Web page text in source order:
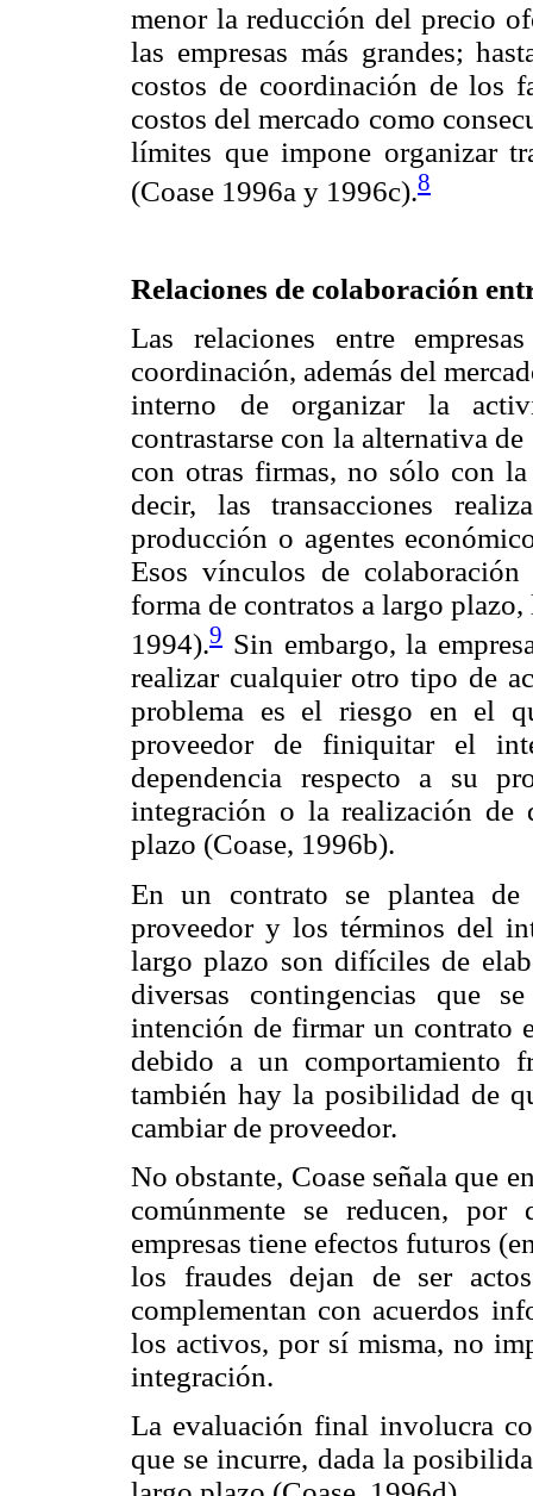
menor la reducción del precio
las empresas más grandes;
costos de coordinación de los
costos del mercado como
límites que impone organizar
(Coase 1996a y 1996c).8
Relaciones de colaboración
Las relaciones entre
coordinación, además del
interno de organizar la
contrastarse con la alternativa
con otras firmas, no sólo con la
decir, las transacciones
producción o agentes
Esos vínculos de colaboración
forma de contratos a largo
1994).9 Sin embargo, la
realizar cualquier otro tipo de
problema es el riesgo en el
proveedor de finiquitar el
dependencia respecto a su
integración o la realización de
plazo (Coase, 1996b).
En un contrato se plantea
proveedor y los términos del
largo plazo son difíciles de
diversas contingencias que
intención de firmar un contrato
debido a un comportamiento
también hay la posibilidad de
cambiar de proveedor.
No obstante, Coase señala que
comúnmente se reducen, por
empresas tiene efectos futuros
los fraudes dejan de ser
complementan con acuerdos
los activos, por sí misma, no
integración.
La evaluación final involucra
que se incurre, dada la